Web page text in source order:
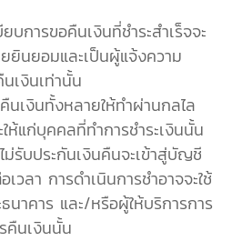
บการขอคืนเงินที่ชำระสำเร็จจะ
ยินยอมและเป็นผู้แจ้งความ
เงินเท่านั้น
นเงินทั้งหลายให้ทำผ่านกลไล
ให้แก่บุคคลที่ทำการชำระเงินนั้น
ม่รับประกันเงินคืนจะเข้าสู่บัญชี
วลา การดำเนินการชำอาจจะใช้
นาคาร และ/หรือผู้ให้บริการการ
คืนเงินนั้น